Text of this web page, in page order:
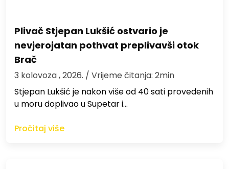
Plivač Stjepan Lukšić ostvario je
nevjerojatan pothvat preplivavši otok
Brač
3 kolovoza , 2026. / Vrijeme čitanja: 2min
St​jepan Lukšić je nakon više od 40 sati provedenih
u moru doplivao u Supetar i…
Pročitaj više